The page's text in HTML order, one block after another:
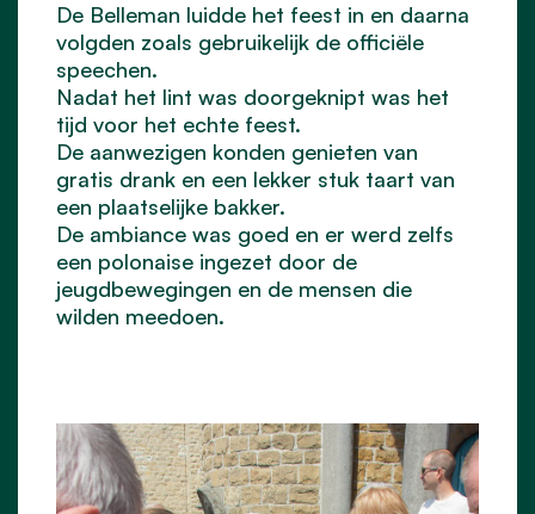
De Belleman luidde het feest in en daarna
volgden zoals gebruikelijk de officiële
speechen.
Nadat het lint was doorgeknipt was het
tijd voor het echte feest.
De aanwezigen konden genieten van
gratis drank en een lekker stuk taart van
een plaatselijke bakker.
De ambiance was goed en er werd zelfs
een polonaise ingezet door de
jeugdbewegingen en de mensen die
wilden meedoen.